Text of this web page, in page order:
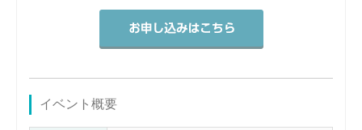
イベント概要